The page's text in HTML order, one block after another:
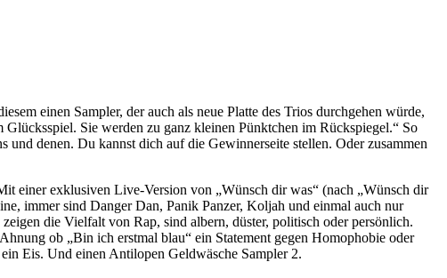
einen Sampler, der auch als neue Platte des Trios durchgehen würde,
Sie werden zu ganz kleinen Pünktchen im Rückspiegel.“ So
und denen. Du kannst dich auf die Gewinnerseite stellen. Oder zusammen
einer exklusiven Live-Version von „Wünsch dir was“ (nach „Wünsch dir
immer sind Danger Dan, Panik Panzer, Koljah und einmal auch nur
die Vielfalt von Rap, sind albern, düster, politisch oder persönlich.
ob „Bin ich erstmal blau“ ein Statement gegen Homophobie oder
Eis. Und einen Antilopen Geldwäsche Sampler 2.